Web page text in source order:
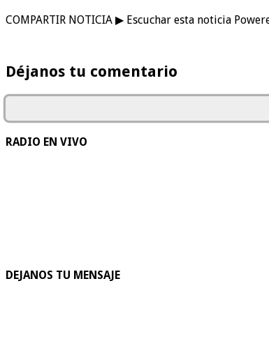
COMPARTIR NOTICIA ▶ Escuchar esta noticia
Déjanos tu comentario
RADIO EN VIVO
DEJANOS TU MENSAJE